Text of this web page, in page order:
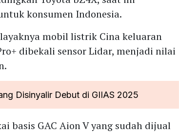
konsumen Indonesia.
mobil listrik Cina keluaran
dibekali sensor Lidar, menjadi nilai
Disinyalir Debut di GIIAS 2025
basis GAC Aion V yang sudah dijual